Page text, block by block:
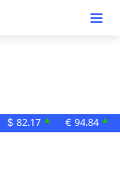
$ 82.17 ▲ € 94.84 ▲